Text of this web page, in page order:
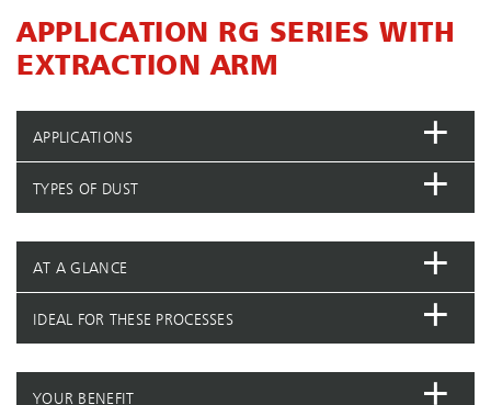
APPLICATION RG SERIES WITH
EXTRACTION ARM
APPLICATIONS
TYPES OF DUST
AT A GLANCE
IDEAL FOR THESE PROCESSES
YOUR BENEFIT